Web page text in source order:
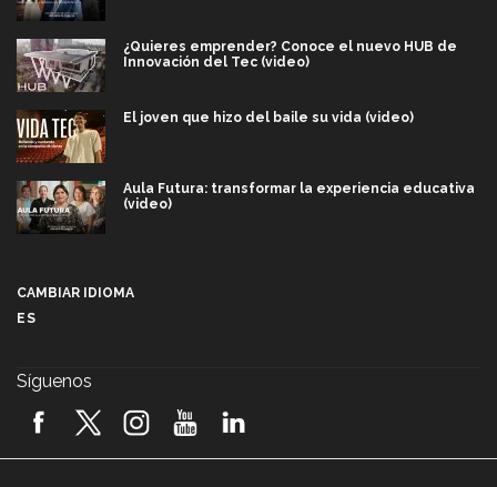
¿Quieres emprender? Conoce el nuevo HUB de
Innovación del Tec (video)
El joven que hizo del baile su vida (video)
Aula Futura: transformar la experiencia educativa
(video)
2026! (video)
CAMBIAR IDIOMA
ES
Síguenos